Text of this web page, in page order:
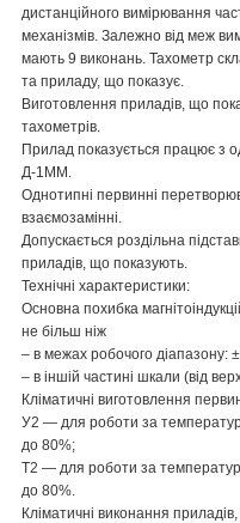
дистанційного вимірювання
механізмів. Залежно від меж
мають 9 виконань. Тахометр
та приладу, що показує.
Виготовлення приладів, що
тахометрів.
Прилад показується працює з
Д-1ММ.
Однотипні первинні
взаємозамінні.
Допускається роздільна
приладів, що показують.
Технічні характеристики:
Основна похибка
не більш ніж
– в межах робочого діапазону:
– в іншій частині шкали (від
Кліматичні виготовлення
У2 — для роботи за температури
до 80%;
Т2 — для роботи за температури
до 80%.
Кліматичні виконання